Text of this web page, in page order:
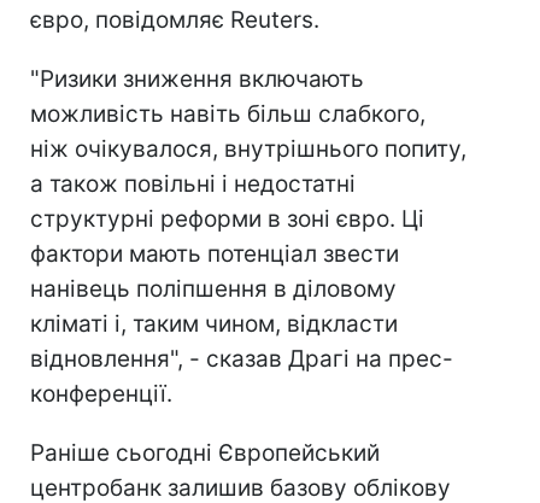
євро, повідомляє Reuters.
"Ризики зниження включають
можливість навіть більш слабкого,
ніж очікувалося, внутрішнього попиту,
а також повільні і недостатні
структурні реформи в зоні євро. Ці
фактори мають потенціал звести
нанівець поліпшення в діловому
кліматі і, таким чином, відкласти
відновлення", - сказав Драгі на прес-
конференції.
Раніше сьогодні Європейський
центробанк залишив базову облікову